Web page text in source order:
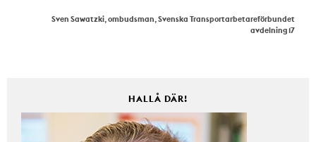
Sven Sawatzki, ombudsman, Svenska Transportarbetareförbundet
avdelning 17
HALLÅ DÄR!